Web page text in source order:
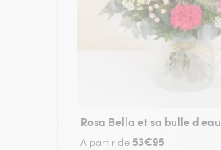
Rosa Bella et sa bulle d'eau
À partir de 53€95